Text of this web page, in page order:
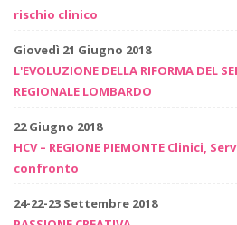
rischio clinico
Giovedì 21 Giugno 2018
L'EVOLUZIONE DELLA RIFORMA DEL
REGIONALE LOMBARDO
22 Giugno 2018
HCV – REGIONE PIEMONTE Clinici,
confronto
24-22-23 Settembre 2018